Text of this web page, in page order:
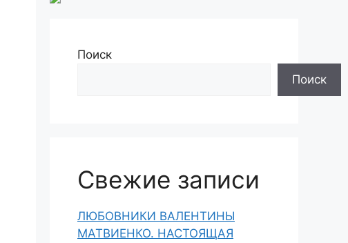
Поиск
Поиск
Свежие записи
ЛЮБОВНИКИ ВАЛЕНТИНЫ
МАТВИЕНКО. НАСТОЯЩАЯ